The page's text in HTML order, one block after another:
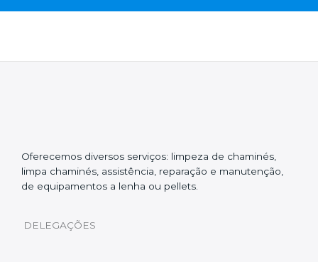
Oferecemos diversos serviços: limpeza de chaminés,
limpa chaminés, assistência, reparação e manutenção,
de equipamentos a lenha ou pellets.
DELEGAÇÕES